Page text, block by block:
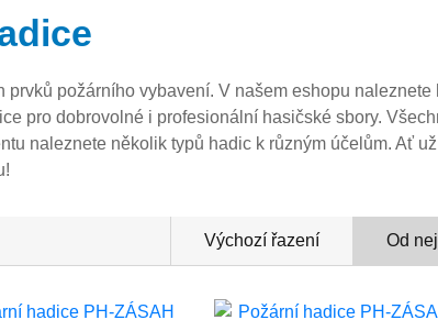
požárního vybavení. V našem eshopu
pro dobrovolné i profesionální hasičské sbory.
naleznete několik typů hadic k různým účelům. Ať
Výchozí řazení Od